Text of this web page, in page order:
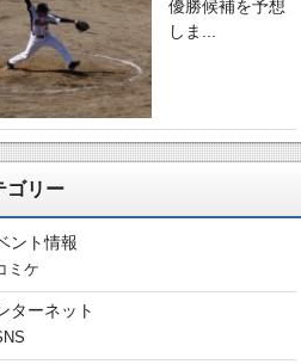
優勝候補を予想
しま...
ゴリー
ント情報
ミケ
ターネット